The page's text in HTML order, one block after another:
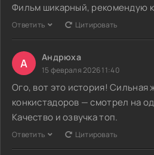
Фильм шикарный, рекомендую
Ответить Цитировать
А Андрюха
15 февраля 2026 11:40
Ого, вот это история! Сильная
конкистадоров — смотрел на
Качество и озвучка топ.
Ответить Цитировать